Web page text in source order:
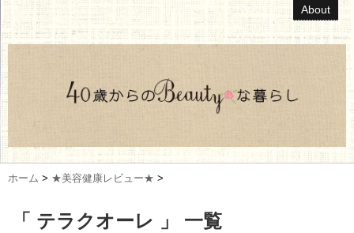
About
ホーム > ★美容健康レビュー★ >
「 テラクオーレ 」 一覧